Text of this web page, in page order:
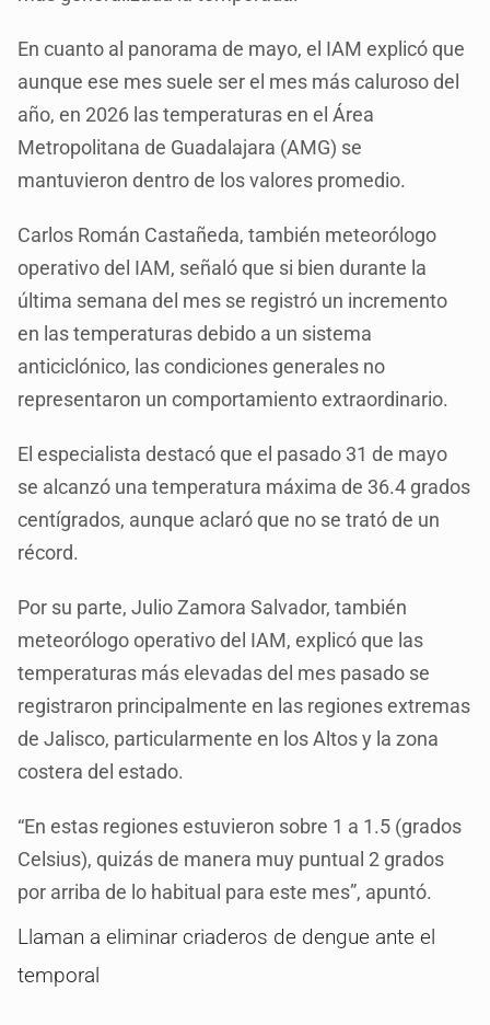
En cuanto al panorama de mayo, el IAM explicó que
aunque ese mes suele ser el mes más caluroso del
año, en 2026 las temperaturas en el Área
Metropolitana de Guadalajara (AMG) se
mantuvieron dentro de los valores promedio.
Carlos Román Castañeda, también meteorólogo
operativo del IAM, señaló que si bien durante la
última semana del mes se registró un incremento
en las temperaturas debido a un sistema
anticiclónico, las condiciones generales no
representaron un comportamiento extraordinario.
El especialista destacó que el pasado 31 de mayo
se alcanzó una temperatura máxima de 36.4 grados
centígrados, aunque aclaró que no se trató de un
récord.
Por su parte, Julio Zamora Salvador, también
meteorólogo operativo del IAM, explicó que las
temperaturas más elevadas del mes pasado se
registraron principalmente en las regiones extremas
de Jalisco, particularmente en los Altos y la zona
costera del estado.
“En estas regiones estuvieron sobre 1 a 1.5 (grados
Celsius), quizás de manera muy puntual 2 grados
por arriba de lo habitual para este mes”, apuntó.
Llaman a eliminar criaderos de dengue ante el
temporal